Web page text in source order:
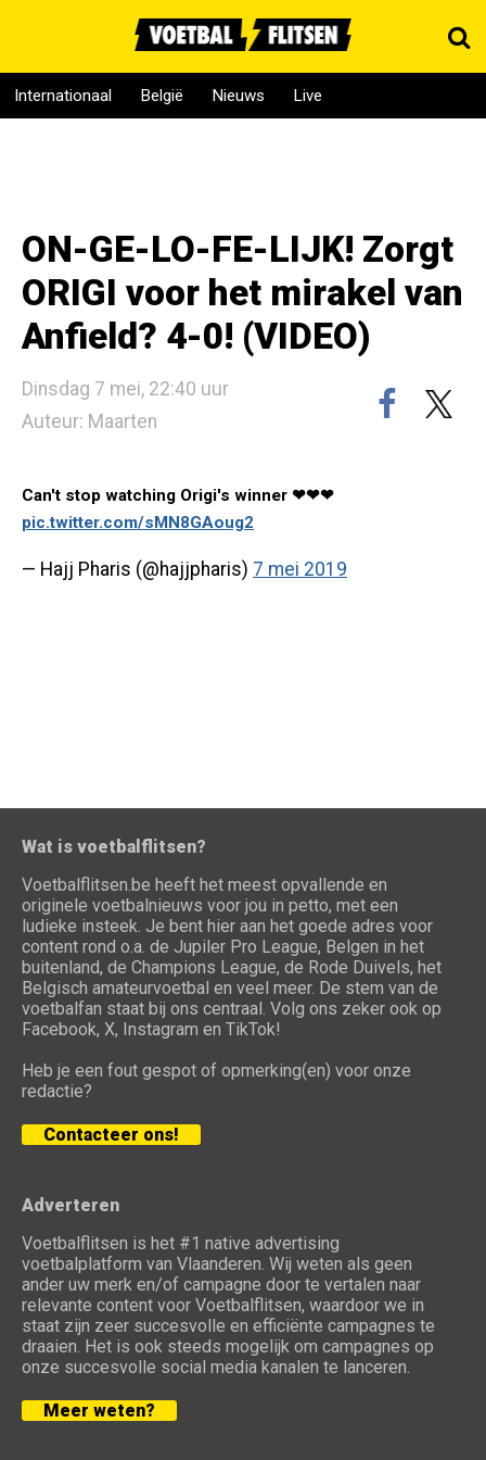
Internationaal België Nieuws Live
ON-GE-LO-FE-LIJK! Zorgt
ORIGI voor het mirakel van
Anfield? 4-0! (VIDEO)
Dinsdag 7 mei, 22:40 uur
Auteur: Maarten
Can't stop watching Origi's winner ❤❤❤
pic.twitter.com/sMN8GAoug2
— Hajj Pharis (@hajjpharis) 7 mei 2019
Wat is voetbalflitsen?
Voetbalflitsen.be heeft het meest opvallende en
originele voetbalnieuws voor jou in petto, met een
ludieke insteek. Je bent hier aan het goede adres voor
content rond o.a. de Jupiler Pro League, Belgen in het
buitenland, de Champions League, de Rode Duivels, het
Belgisch amateurvoetbal en veel meer. De stem van de
voetbalfan staat bij ons centraal. Volg ons zeker ook op
Facebook, X, Instagram en TikTok!
Heb je een fout gespot of opmerking(en) voor onze
redactie?
Contacteer ons!
Adverteren
Voetbalflitsen is het #1 native advertising
voetbalplatform van Vlaanderen. Wij weten als geen
ander uw merk en/of campagne door te vertalen naar
relevante content voor Voetbalflitsen, waardoor we in
staat zijn zeer succesvolle en efficiënte campagnes te
draaien. Het is ook steeds mogelijk om campagnes op
onze succesvolle social media kanalen te lanceren.
Meer weten?